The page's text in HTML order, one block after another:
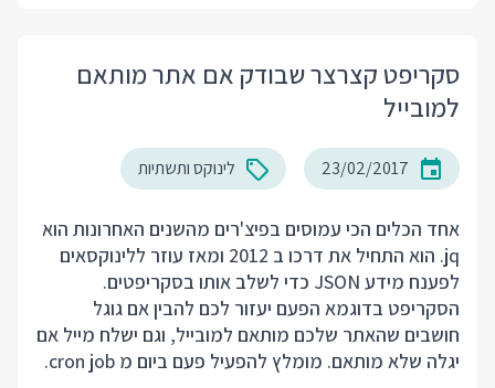
סקריפט קצרצר שבודק אם אתר מותאם
למובייל
23/02/2017 לינוקס ותשתיות
אחד הכלים הכי עמוסים בפיצ'רים מהשנים האחרונות הוא
jq. הוא התחיל את דרכו ב 2012 ומאז עוזר ללינוקסאים
לפענח מידע JSON כדי לשלב אותו בסקריפטים.
הסקריפט בדוגמא הפעם יעזור לכם להבין אם גוגל
חושבים שהאתר שלכם מותאם למובייל, וגם ישלח מייל אם
יגלה שלא מותאם. מומלץ להפעיל פעם ביום מ cron job.